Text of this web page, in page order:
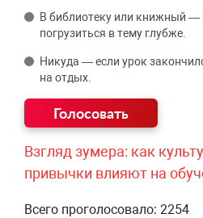
В библиотеку или книжный —
погрузиться в тему глубже.
Никуда — если урок
на отдых.
Взгляд зумера: как
привычки влияют на
Всего проголосовало: 2254